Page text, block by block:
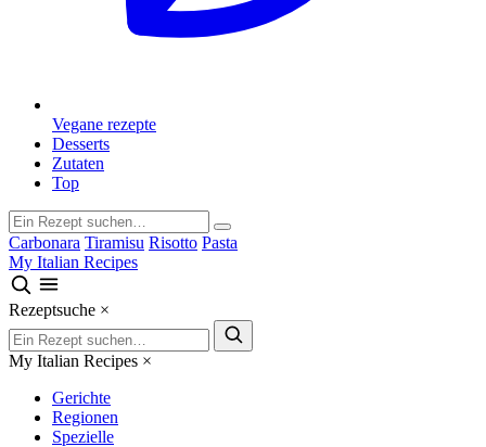
Vegane rezepte
Desserts
Zutaten
Top
Carbonara Tiramisu Risotto Pasta
My Italian Recipes
Rezeptsuche ×
My Italian Recipes ×
Gerichte
Regionen
Spezielle